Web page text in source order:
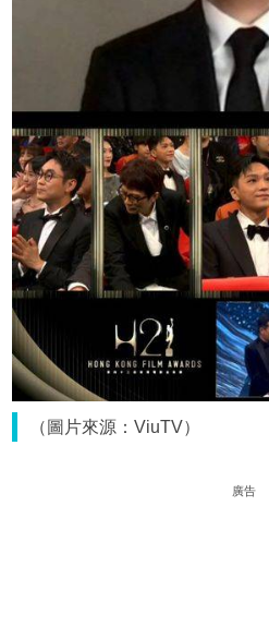
（圖片來源：ViuTV）
廣告